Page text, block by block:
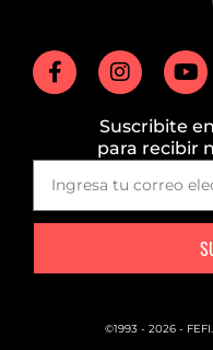
Suscribite
para recibir
©1993 - 2026 -